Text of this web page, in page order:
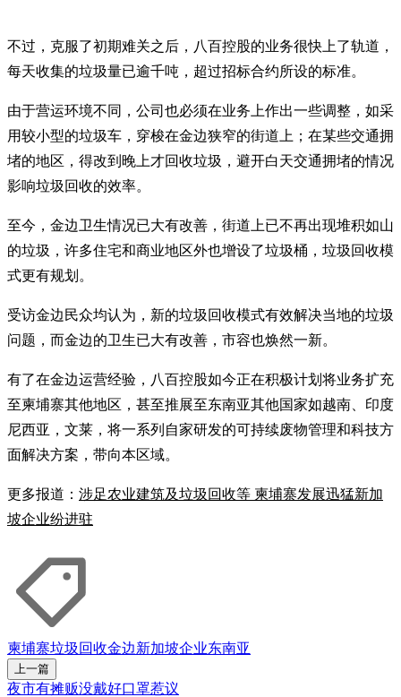
不过，克服了初期难关之后，八百控股的业务很快上了轨道，
每天收集的垃圾量已逾千吨，超过招标合约所设的标准。
由于营运环境不同，公司也必须在业务上作出一些调整，如采
用较小型的垃圾车，穿梭在金边狭窄的街道上；在某些交通拥
堵的地区，得改到晚上才回收垃圾，避开白天交通拥堵的情况
影响垃圾回收的效率。
至今，金边卫生情况已大有改善，街道上已不再出现堆积如山
的垃圾，许多住宅和商业地区外也增设了垃圾桶，垃圾回收模
式更有规划。
受访金边民众均认为，新的垃圾回收模式有效解决当地的垃圾
问题，而金边的卫生已大有改善，市容也焕然一新。
有了在金边运营经验，八百控股如今正在积极计划将业务扩充
至柬埔寨其他地区，甚至推展至东南亚其他国家如越南、印度
尼西亚，文莱，将一系列自家研发的可持续废物管理和科技方
面解决方案，带向本区域。
更多报道： 涉足农业建筑及垃圾回收等 柬埔寨发展迅猛新加
坡企业纷进驻
柬埔寨垃圾回收金边新加坡企业东南亚
上一篇
夜市有摊贩没戴好口罩惹议